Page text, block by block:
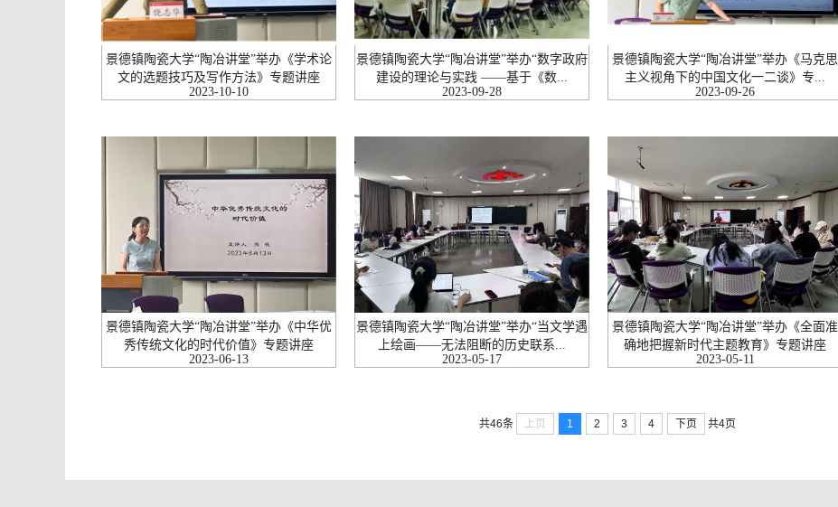
景德镇陶瓷大学“陶冶讲堂”举办《学术论
文的选题技巧及写作方法》专题讲座
2023-10-10
景德镇陶瓷大学“陶冶讲堂”举办“数字政府
建设的理论与实践 ——基于《数...
2023-09-28
景德镇陶瓷大学“陶冶讲堂”举办《马克思
主义视角下的中国文化一二谈》专...
2023-09-26
景德镇陶瓷大学“陶冶讲堂”举办《中华优
秀传统文化的时代价值》专题讲座
2023-06-13
景德镇陶瓷大学“陶冶讲堂”举办“当文学遇
上绘画——无法阻断的历史联系...
2023-05-17
景德镇陶瓷大学“陶冶讲堂”举办《全面准
确地把握新时代主题教育》专题讲座
2023-05-11
共46条 上页 1 2 3 4 下页 共4页